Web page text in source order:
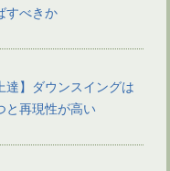
すべきか
達】ダウンスイングは
と再現性が高い